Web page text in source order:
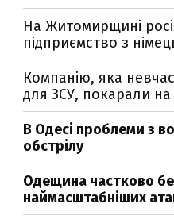
На Житомирщині
підприємство з
Компанію, яка
для ЗСУ, покарали на
В Одесі проблеми з
обстрілу
Одещина частково без
наймасштабніших